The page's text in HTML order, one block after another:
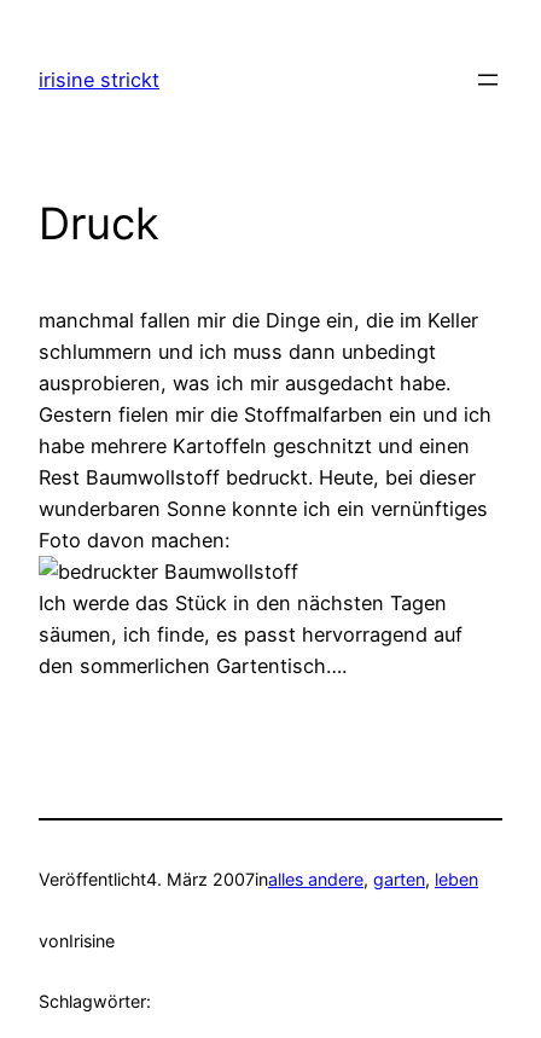
springen
irisine strickt
Druck
manchmal fallen mir die Dinge ein, die im Keller
schlummern und ich muss dann unbedingt
ausprobieren, was ich mir ausgedacht habe.
Gestern fielen mir die Stoffmalfarben ein und ich
habe mehrere Kartoffeln geschnitzt und einen
Rest Baumwollstoff bedruckt. Heute, bei dieser
wunderbaren Sonne konnte ich ein vernünftiges
Foto davon machen:
Ich werde das Stück in den nächsten Tagen
säumen, ich finde, es passt hervorragend auf
den sommerlichen Gartentisch….
Veröffentlicht4. März 2007inalles andere, garten, leben
vonIrisine
Schlagwörter: